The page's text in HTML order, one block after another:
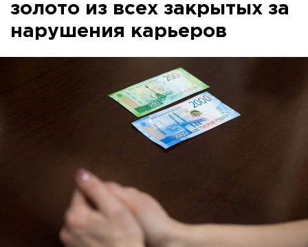
золото из всех закрытых за
нарушения карьеров